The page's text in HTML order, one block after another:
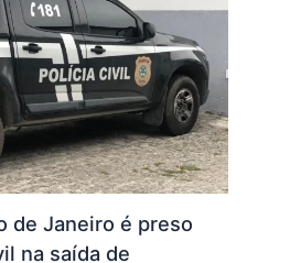
de Janeiro é preso
na saída de